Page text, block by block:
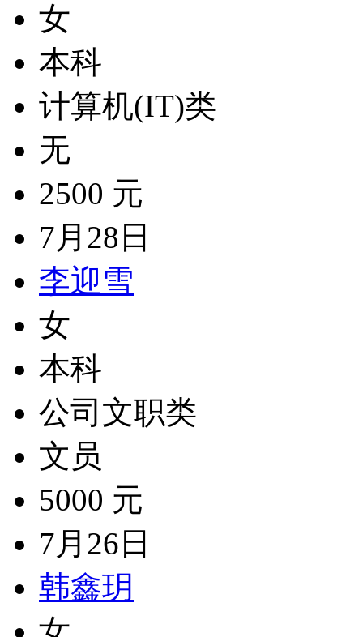
女
本科
计算机(IT)类
无
2500 元
7月28日
李迎雪
女
本科
公司文职类
文员
5000 元
7月26日
韩鑫玥